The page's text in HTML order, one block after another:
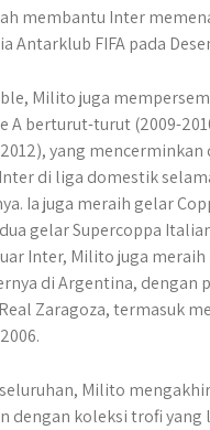
membantu Inter
Antarklub FIFA pada
Milito juga
A berturut-turut (2009-
yang
di liga domestik
Ia juga meraih gelar
gelar Supercoppa
Inter, Milito juga meraih
di Argentina, dengan
Zaragoza, termasuk
Milito
dengan koleksi trofi yang